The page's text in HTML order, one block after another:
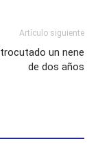
Artículo siguiente
un nene
de dos años